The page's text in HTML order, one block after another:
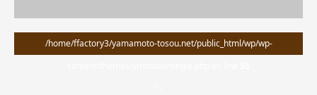
/home/ffactory3/yamamoto-tosou.net/public_html/wp/wp-